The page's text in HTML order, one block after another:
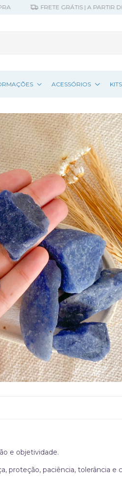
FRETE GRÁTIS | A PARTIR DE
ACESSÓRIOS KITS
e objetividade.
proteção, paciência, tolerância e